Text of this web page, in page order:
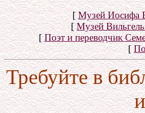
[Музей Иосифа
[Музей
[Поэт и переводчик
[
Требуйте в